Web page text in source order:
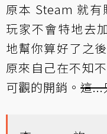
原本 Steam 就
玩家不會特地去
地幫你算好了之
原來自己在不知
可觀的開銷。 這...